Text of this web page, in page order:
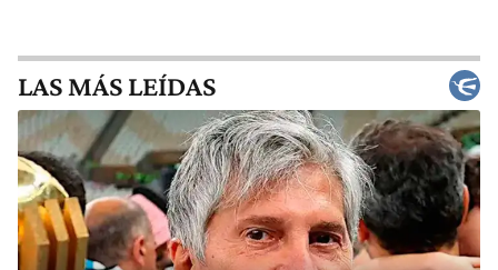
LAS MÁS LEÍDAS